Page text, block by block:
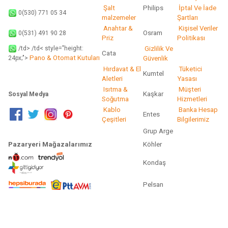
0(530) 771 05 34
Şalt
malzemeler
Philips
İptal Ve İade
Şartları
0(531) 491 90 28
Anahtar &
Priz
Osram
Kişisel Veriler
Politikası
/td> /td< style="height:
24px;"> Pano & Otomat Kutuları
Cata
Gizlilik Ve
Güvenlik
Hırdavat & El
Aletleri
Kumtel
Tüketici
Yasası
Sosyal Medya
Isıtma &
Soğutma
Kaşkar
Müşteri
Hizmetleri
Kablo
Çeşitleri
Entes
Banka Hesap
Bilgilerimiz
Grup Arge
Pazaryeri Mağazalarımız
Köhler
Kondaş
Pelsan